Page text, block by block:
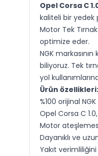
Opel Corsa C
kaliteli bir yedek
Motor Tek
optimize eder.
NGK
biliyoruz. Tek
yol
Ürün özellikleri:
%100 orijinal
Opel Corsa C
Motor
Dayanıklı ve
Yakıt verimliliğini